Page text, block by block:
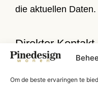
Om de beste ervaringen te
die aktuellen Daten.
Direkter Kontakt